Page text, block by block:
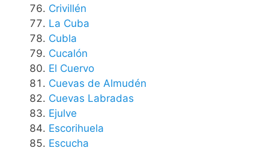
Crivillén
La Cuba
Cubla
Cucalón
El Cuervo
Cuevas de Almudén
Cuevas Labradas
Ejulve
Escorihuela
Escucha